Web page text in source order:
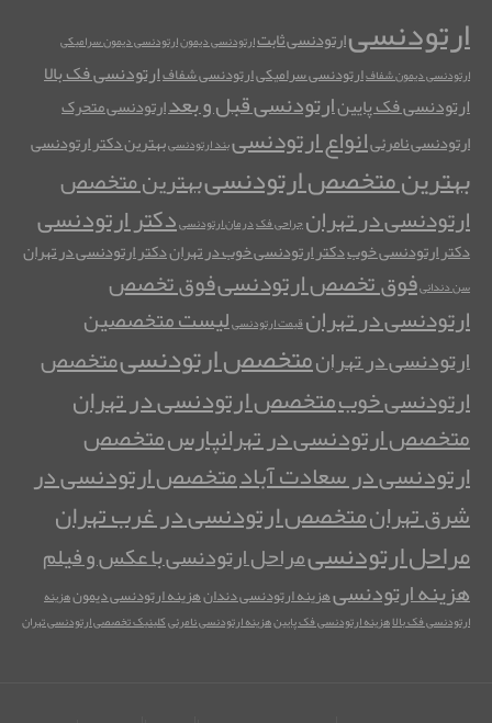
ارتودنسیارتودنسی ثابتارتودنسی دیمونارتودنسی دیمون سرامیکی
ارتودنسی دیمون شفافارتودنسی سرامیکیارتودنسی شفافارتودنسی فک بالا
ارتودنسی فک پایینارتودنسی قبل و بعدارتودنسی متحرک
ارتودنسی نامرئیانواع ارتودنسیبند ارتودنسیبهترین دکتر ارتودنسی
بهترین متخصص ارتودنسیبهترین متخصص
ارتودنسی در تهرانجراحی فکدرمان ارتودنسیدکتر ارتودنسی
دکتر ارتودنسی خوبدکتر ارتودنسی خوب در تهراندکتر ارتودنسی در تهران
سن دندانیفوق تخصص ارتودنسیفوق تخصص
ارتودنسی در تهرانقیمت ارتودنسیلیست متخصصین
ارتودنسی در تهرانمتخصص ارتودنسیمتخصص
ارتودنسی خوبمتخصص ارتودنسی در تهران
متخصص ارتودنسی در تهرانپارسمتخصص
ارتودنسی در سعادت آبادمتخصص ارتودنسی در
شرق تهرانمتخصص ارتودنسی در غرب تهران
مراحل ارتودنسیمراحل ارتودنسی با عکس و فیلم
هزینه ارتودنسیهزینه ارتودنسی دندانهزینه ارتودنسی دیمونهزینه
ارتودنسی فک بالاهزینه ارتودنسی فک پایینهزینه ارتودنسی نامرئیکلینیک تخصصی ارتودنسی تهران